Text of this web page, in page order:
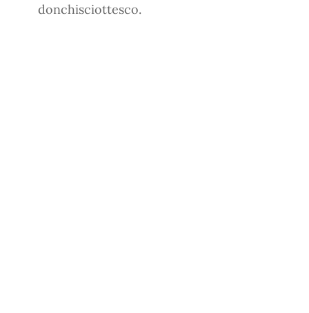
donchisciottesco.